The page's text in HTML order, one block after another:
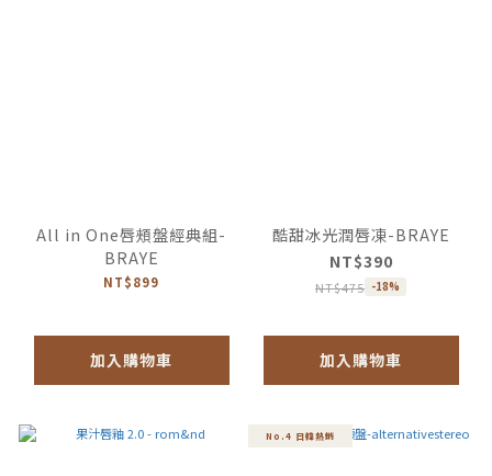
All in One唇頰盤經典組-
BRAYE
NT$899
加入購物車
酷甜冰光潤唇凍-BRAYE
NT$390
NT$475 -18%
加入購物車
No.4 日韓熱銷